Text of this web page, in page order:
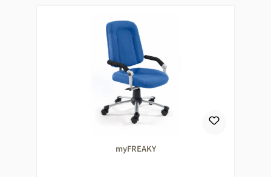
myFREAKY